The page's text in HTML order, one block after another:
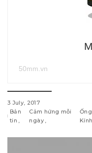
50mm.vn
3 July, 2017
Bản
tin
Cảm hứng mỗi
ngày
Ống
Kính